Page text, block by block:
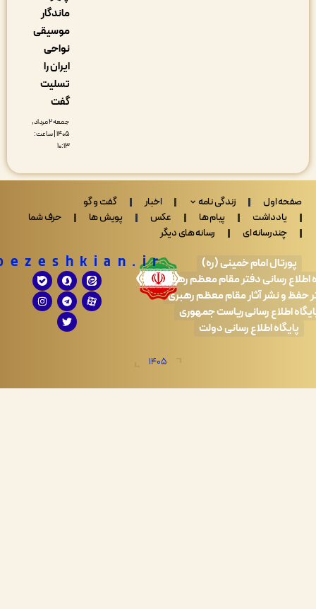
موسیقی
جمعه ۲ مرداد,
۱۴۰۵ | ساعت:
اول زندگی نامه اخبار
گفت و گو
پیام ها عکس پویش ها
حرف شما
ای
رسانه های دیگر
امام خمینی (ره)
رسانی دفتر مقام معظم رهبری
آثار مقام معظم رهبری
رسانی ریاست جمهوری
اطلاع رسانی دولت
Drpezeshkian.ir